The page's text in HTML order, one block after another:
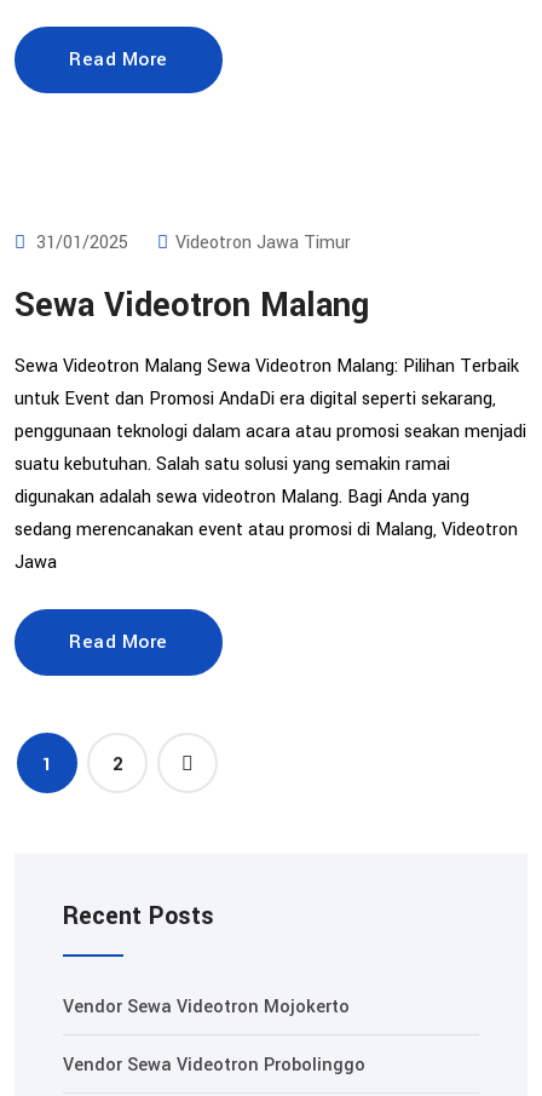
Read More
31/01/2025 Videotron Jawa Timur
Sewa Videotron Malang
Sewa Videotron Malang Sewa Videotron Malang: Pilihan Terbaik
untuk Event dan Promosi AndaDi era digital seperti sekarang,
penggunaan teknologi dalam acara atau promosi seakan menjadi
suatu kebutuhan. Salah satu solusi yang semakin ramai
digunakan adalah sewa videotron Malang. Bagi Anda yang
sedang merencanakan event atau promosi di Malang, Videotron
Jawa
Read More
1 2
Recent Posts
Vendor Sewa Videotron Mojokerto
Vendor Sewa Videotron Probolinggo